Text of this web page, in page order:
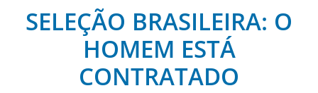
SELEÇÃO BRASILEIRA: O
HOMEM ESTÁ
CONTRATADO